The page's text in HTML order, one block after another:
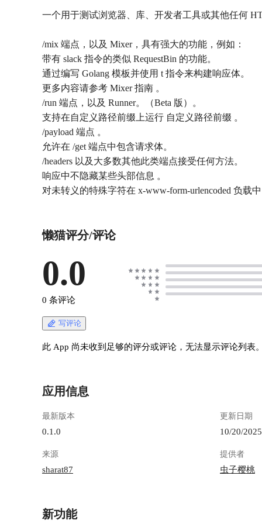
一个用于测试浏览器、库、开发者工具或其他任何
/mix 端点，以及 Mixer，具有强大的功能，例如：
带有 slack 指令的类似 RequestBin 的功能。
通过编写 Golang 模板并使用 t 指令来构建响应体。
更多内容请参考 Mixer 指南 。
/run 端点，以及 Runner。（Beta 版）。
支持在自定义路径前缀上运行 自定义路径前缀 。
/payload 端点 。
允许在 /get 端点中包含请求体。
/headers 以及大多数其他此类端点接受任何方法。
响应中不隐藏某些头部信息 。
对未转义的特殊字符在 x-www-form-urlencoded 负载
懒猫评分/评论
0.0
0 条评论
写评论
此 App 尚未收到足够的评分或评论，无法显示评论列表
应用信息
最新版本
0.1.0
更新日期
10/20/2025
来源
sharat87
提供者
虫子樱桃
新功能